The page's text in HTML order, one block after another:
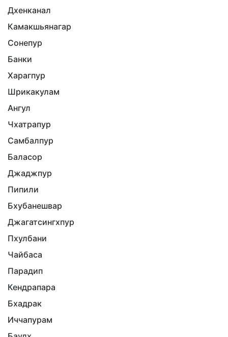
Дхенканал
Камакшьянагар
Сонепур
Банки
Харагпур
Шрикакулам
Ангул
Чхатрапур
Самбалпур
Баласор
Джаджпур
Пипили
Бхубанешвар
Джагатсингхпур
Пхулбани
Чайбаса
Парадип
Кендрапара
Бхадрак
Иччапурам